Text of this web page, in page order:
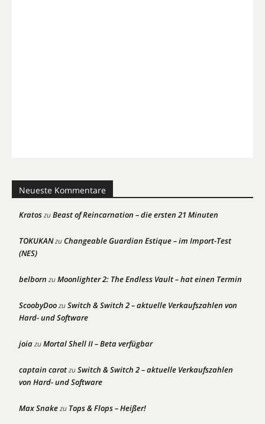
Neueste Kommentare
KratoszuBeast of Reincarnation – die ersten 21 Minuten
TOKUKANzuChangeable Guardian Estique – im Import-Test
(NES)
belborn zuMoonlighter 2: The Endless Vault – hat einen Termin
ScoobyDoozuSwitch & Switch 2 – aktuelle Verkaufszahlen von
Hard- und Software
joiazuMortal Shell II – Beta verfügbar
captain carotzuSwitch & Switch 2 – aktuelle Verkaufszahlen
von Hard- und Software
Max Snakezu Tops & Flops – Heißer!